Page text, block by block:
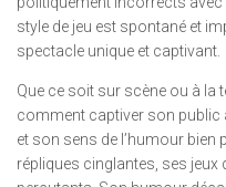
style de jeu est spontané et
spectacle unique et captivant.
Que ce soit sur scène ou à la
comment captiver son public
et son sens de l’humour bien
répliques cinglantes, ses